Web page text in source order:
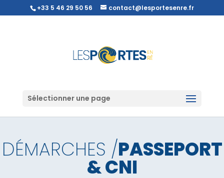
+33 5 46 29 50 56 contact@lesportesenre.fr
Sélectionner une page
DÉMARCHES /PASSEPORT
& CNI